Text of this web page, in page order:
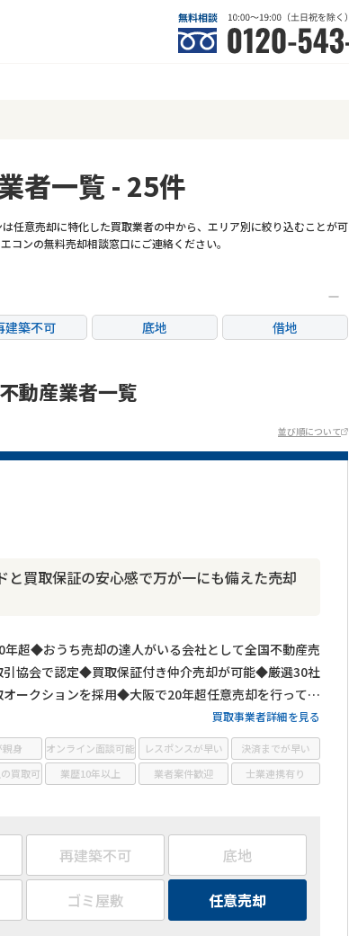
者一覧 - 25件
任意売却に特化した買取業者の中から、エリア別に絞り込むことが可
コンの無料売却相談窓口にご連絡ください。
建築不可 底地
借地
動産業者一覧
並び順について
買取保証の安心感で万が一にも備えた売却
超◆おうち売却の達人がいる会社として全国不動産売
引協会で認定◆買取保証付き仲介売却が可能◆厳選30社
オークションを採用◆大阪で20年超任意売却を行ってき
経験と実績◆リースバックも対応可能◆めーぷる大阪シ
トセンター店を運営しているためシニアライフに関す
可能◆電話・メール・LINEで無料相談・査定◆LINE・メ
時間受付中
買取事業者詳細を見る
再建築不可 底地
ゴミ屋敷 任意売却
親身 オンライン面談可能 レスポンスが早い
決済までが早い
買取可
業歴10年以上 業者案件歓迎 士業連携有り